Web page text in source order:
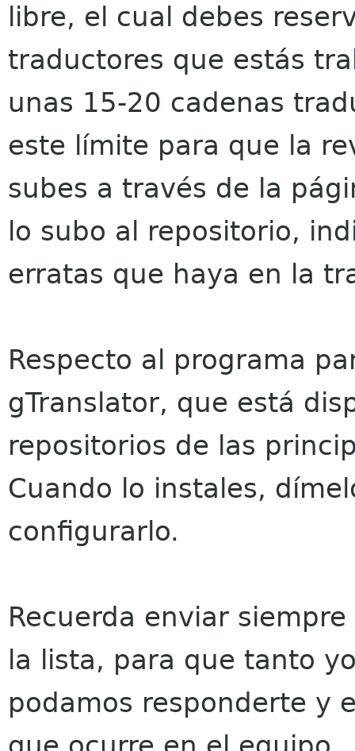
libre, el cual debes
traductores que estás
unas 15-20 cadenas
este límite para que la
subes a través de la
lo subo al repositorio,
erratas que haya en la
Respecto al programa
gTranslator, que está
repositorios de las
Cuando lo instales,
configurarlo.
Recuerda enviar
la lista, para que tanto
podamos responderte y